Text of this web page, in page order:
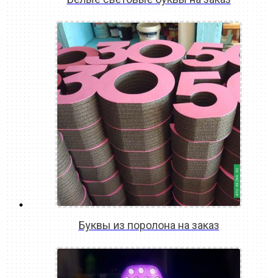
READ MORE
Буквы из поролона на заказ
READ MORE